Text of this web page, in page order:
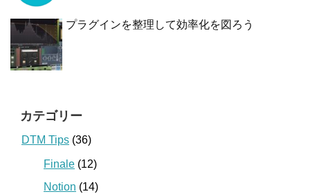
プラグインを整理して効率化を図ろう
カテゴリー
DTM Tips (36)
Finale (12)
Notion (14)